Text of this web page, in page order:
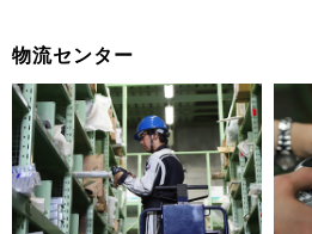
物流センター